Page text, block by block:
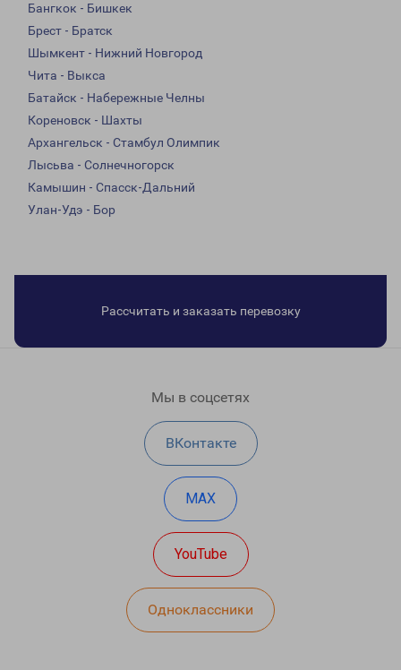
Бангкок - Бишкек
Брест - Братск
Шымкент - Нижний Новгород
Чита - Выкса
Батайск - Набережные Челны
Кореновск - Шахты
Архангельск - Стамбул Олимпик
Лысьва - Солнечногорск
Камышин - Спасск-Дальний
Улан-Удэ - Бор
Рассчитать и заказать перевозку
Мы в соцсетях
ВКонтакте
MAX
YouTube
Одноклассники